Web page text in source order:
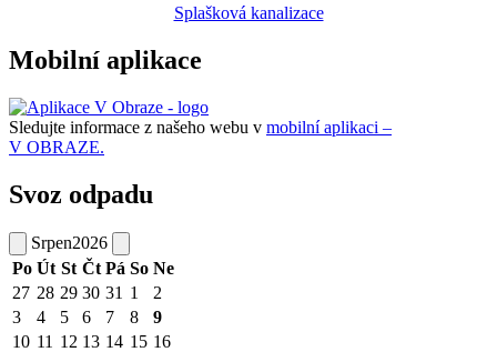
Splašková kanalizace
Mobilní aplikace
Sledujte informace z našeho webu v mobilní aplikaci –
V OBRAZE.
Svoz odpadu
Srpen2026
Po Út St Čt Pá So Ne
27 28 29 30 31 1
2
3
4 5 6 7 8
9
10 11 12 13 14 15 16